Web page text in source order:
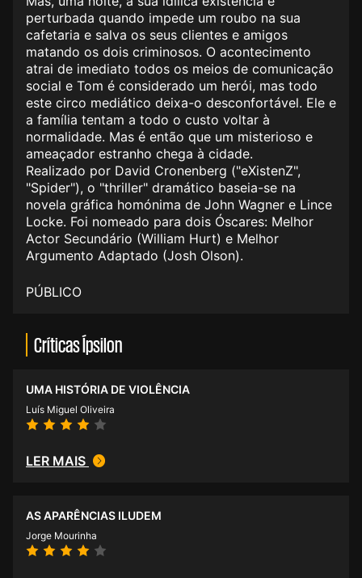
perturbada quando impede um roubo na sua
cafetaria e salva os seus clientes e amigos
matando os dois criminosos. O acontecimento
atrai de imediato todos os meios de comunicação
social e Tom é considerado um herói, mas todo
este circo mediático deixa-o desconfortável. Ele e
a família tentam a todo o custo voltar à
normalidade. Mas é então que um misterioso e
ameaçador estranho chega à cidade.
Realizado por David Cronenberg ("eXistenZ",
"Spider"), o "thriller" dramático baseia-se na
novela gráfica homónima de John Wagner e Lince
Locke. Foi nomeado para dois Óscares: Melhor
Actor Secundário (William Hurt) e Melhor
Argumento Adaptado (Josh Olson).
PÚBLICO
Críticas Ípsilon
UMA HISTÓRIA DE VIOLÊNCIA
Luís Miguel Oliveira
LER MAIS
AS APARÊNCIAS ILUDEM
Jorge Mourinha